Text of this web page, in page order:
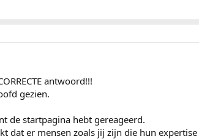
antwoord!!!
gezien.
de startpagina hebt gereageerd.
dat er mensen zoals jij zijn die hun